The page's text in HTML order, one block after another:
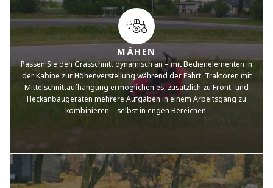
MÄHEN
Passen Sie den Grasschnitt dynamisch an – mit Bedienelementen in
der Kabine zur Höhenverstellung während der Fahrt. Traktoren mit
Mittelschnittaufhängung ermöglichen es, zusätzlich zu Front- und
Heckanbaugeräten mehrere Aufgaben in einem Arbeitsgang zu
kombinieren – selbst in engen Bereichen.